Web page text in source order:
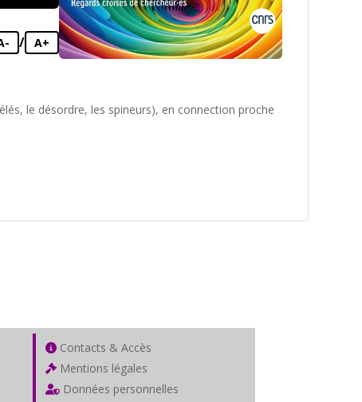
/ A+
le désordre, les spineurs), en connection proche
Contacts & Accès
Mentions légales
Données personnelles